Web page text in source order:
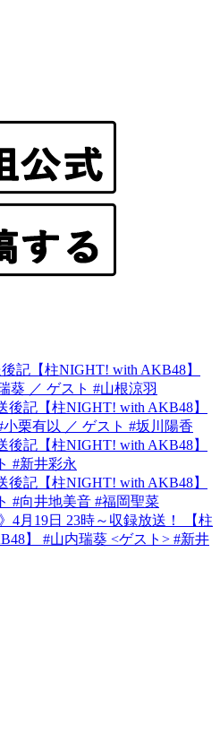
記【柱NIGHT! with AKB48】
葵 ／ ゲスト #山根涼羽
後記【柱NIGHT! with AKB48】
栗有以 ／ ゲスト #坂川陽香
後記【柱NIGHT! with AKB48】
#新井彩永
後記【柱NIGHT! with AKB48】
#向井地美音 #福岡聖菜
4月19日 23時～収録放送！ 【柱
】 #山内瑞葵 <ゲスト> #新井